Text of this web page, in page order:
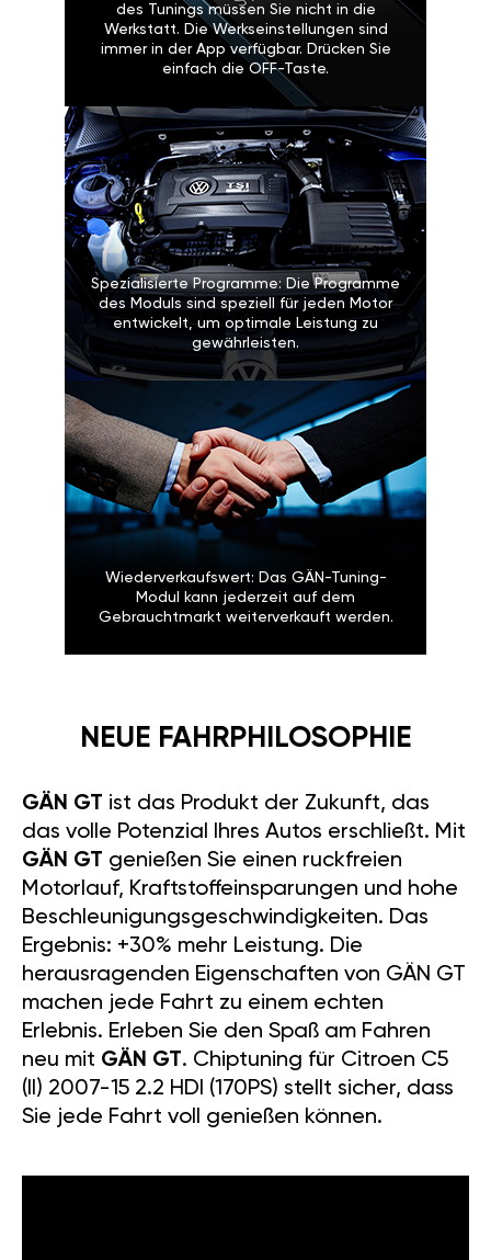
des Tunings müssen Sie nicht in die
Werkstatt. Die Werkseinstellungen sind
immer in der App verfügbar. Drücken Sie
einfach die OFF-Taste.
Spezialisierte Programme: Die Programme
des Moduls sind speziell für jeden Motor
entwickelt, um optimale Leistung zu
gewährleisten.
Wiederverkaufswert: Das GÄN-Tuning-
Modul kann jederzeit auf dem
Gebrauchtmarkt weiterverkauft werden.
NEUE FAHRPHILOSOPHIE
GÄN GT ist das Produkt der Zukunft, das
das volle Potenzial Ihres Autos erschließt. Mit
GÄN GT genießen Sie einen ruckfreien
Motorlauf, Kraftstoffeinsparungen und hohe
Beschleunigungsgeschwindigkeiten. Das
Ergebnis: +30% mehr Leistung. Die
herausragenden Eigenschaften von GÄN GT
machen jede Fahrt zu einem echten
Erlebnis. Erleben Sie den Spaß am Fahren
neu mit GÄN GT. Chiptuning für Citroen C5
(II) 2007-15 2.2 HDI (170PS) stellt sicher, dass
Sie jede Fahrt voll genießen können.